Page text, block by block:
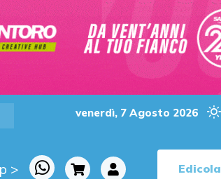
venerdì, 7 Agosto 2026
> Edicola